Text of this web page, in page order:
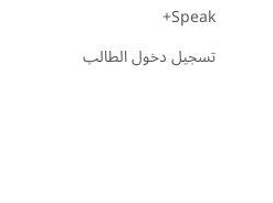
Speak+
تسجيل دخول الطالب